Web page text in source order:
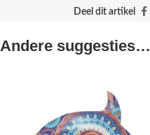
Deel dit artikel
Andere suggesties…